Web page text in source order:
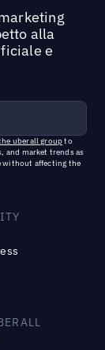
alla
e
uberall groupto
and market trends as
without affecting the